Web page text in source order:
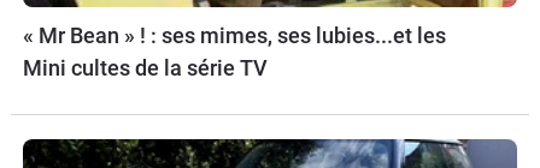
« Mr Bean » ! : ses mimes, ses lubies...et les
Mini cultes de la série TV